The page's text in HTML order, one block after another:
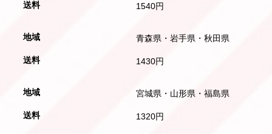
1540円
青森県・岩手県・秋田県
1430円
宮城県・山形県・福島県
1320円